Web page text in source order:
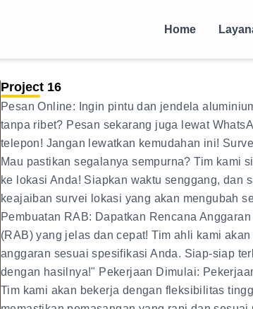
Home
Project 16
Pesan Online: Ingin pintu dan jendela
tanpa ribet? Pesan sekarang juga lewat
telepon! Jangan lewatkan kemudahan ini!
Mau pastikan segalanya sempurna? Tim kami
ke lokasi Anda! Siapkan waktu senggang, dan
keajaiban survei lokasi yang akan mengubah
Pembuatan RAB: Dapatkan Rencana
(RAB) yang jelas dan cepat! Tim ahli kami akan
anggaran sesuai spesifikasi Anda. Siap-siap
dengan hasilnya!" Pekerjaan Dimulai:
Tim kami akan bekerja dengan fleksibilitas